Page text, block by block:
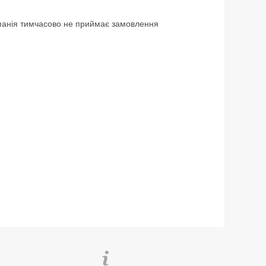
тимчасово не приймає замовлення